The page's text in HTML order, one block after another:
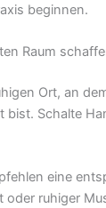
beginnen.
Raum
Ort, an
bist. Schalte
eine
oder ruhiger